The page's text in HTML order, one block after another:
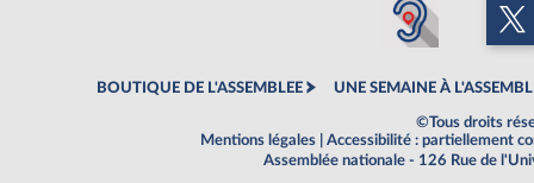
BOUTIQUE DE L'ASSEMBLEE UNE SEMAINE À
©Tous droits
Mentions légales
Accessibilité : partiellement
Assemblée nationale - 126 Rue de